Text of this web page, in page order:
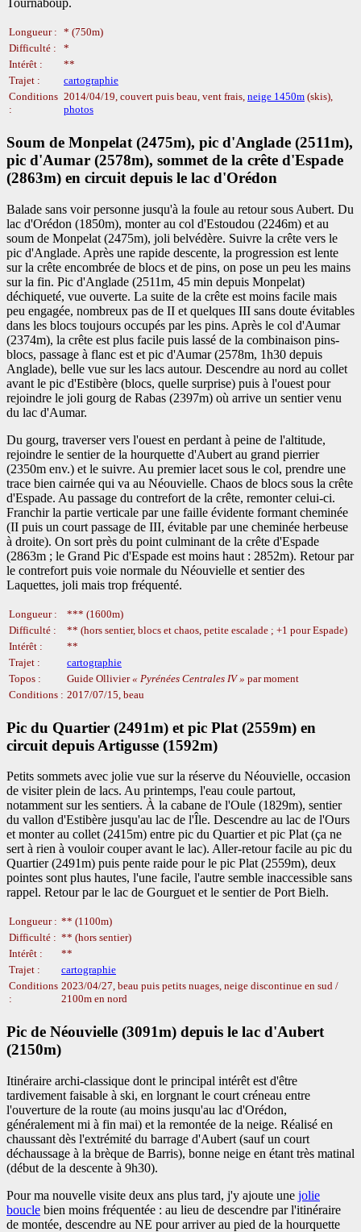
Tournaboup.
Longueur : * (750m)
Difficulté :
*
Intérêt :
**
Trajet :
cartographie
Conditions
:
2014/04/19, couvert puis beau, vent frais, neige 1450m (skis),
photos
Soum de Monpelat (2475m), pic d'Anglade (2511m),
pic d'Aumar (2578m), sommet de la crête d'Espade
(2863m) en circuit depuis le lac d'Orédon
Balade sans voir personne jusqu'à la foule au retour sous Aubert. Du
lac d'Orédon (1850m), monter au col d'Estoudou (2246m) et au
soum de Monpelat (2475m), joli belvédère. Suivre la crête vers le
pic d'Anglade. Après une rapide descente, la progression est lente
sur la crête encombrée de blocs et de pins, on pose un peu les mains
sur la fin. Pic d'Anglade (2511m, 45 min depuis Monpelat)
déchiqueté, vue ouverte. La suite de la crête est moins facile mais
peu engagée, nombreux pas de II et quelques III sans doute évitables
dans les blocs toujours occupés par les pins. Après le col d'Aumar
(2374m), la crête est plus facile puis lassé de la combinaison pins-
blocs, passage à flanc est et pic d'Aumar (2578m, 1h30 depuis
Anglade), belle vue sur les lacs autour. Descendre au nord au collet
avant le pic d'Estibère (blocs, quelle surprise) puis à l'ouest pour
rejoindre le joli gourg de Rabas (2397m) où arrive un sentier venu
du lac d'Aumar.
Du gourg, traverser vers l'ouest en perdant à peine de l'altitude,
rejoindre le sentier de la hourquette d'Aubert au grand pierrier
(2350m env.) et le suivre. Au premier lacet sous le col, prendre une
trace bien cairnée qui va au Néouvielle. Chaos de blocs sous la crête
d'Espade. Au passage du contrefort de la crête, remonter celui-ci.
Franchir la partie verticale par une faille évidente formant cheminée
(II puis un court passage de III, évitable par une cheminée herbeuse
à droite). On sort près du point culminant de la crête d'Espade
(2863m ; le Grand Pic d'Espade est moins haut : 2852m). Retour par
le contrefort puis voie normale du Néouvielle et sentier des
Laquettes, joli mais trop fréquenté.
Longueur :
*** (1600m)
Difficulté :
** (hors sentier, blocs et chaos, petite escalade ; +1 pour Espade)
Intérêt :
**
Trajet :
cartographie
Topos :
Guide Ollivier Pyrénées Centrales IV
par moment
Conditions : 2017/07/15, beau
Pic du Quartier (2491m) et pic Plat (2559m) en
circuit depuis Artigusse (1592m)
Petits sommets avec jolie vue sur la réserve du Néouvielle, occasion
de visiter plein de lacs. Au printemps, l'eau coule partout,
notamment sur les sentiers. À la cabane de l'Oule (1829m), sentier
du vallon d'Estibère jusqu'au lac de l'Île. Descendre au lac de l'Ours
et monter au collet (2415m) entre pic du Quartier et pic Plat (ça ne
sert à rien à vouloir couper avant le lac). Aller-retour facile au pic du
Quartier (2491m) puis pente raide pour le pic Plat (2559m), deux
pointes sont plus hautes, l'une facile, l'autre semble inaccessible sans
rappel. Retour par le lac de Gourguet et le sentier de Port Bielh.
Longueur : ** (1100m)
Difficulté : ** (hors sentier)
Intérêt :
**
Trajet :
cartographie
Conditions
:
2023/04/27, beau puis petits nuages, neige discontinue en sud /
2100m en nord
Pic de Néouvielle (3091m) depuis le lac d'Aubert
(2150m)
Itinéraire archi-classique dont le principal intérêt est d'être
tardivement faisable à ski, en lorgnant le court créneau entre
l'ouverture de la route (au moins jusqu'au lac d'Orédon,
généralement mi à fin mai) et la remontée de la neige. Réalisé en
chaussant dès l'extrémité du barrage d'Aubert (sauf un court
déchaussage à la brèque de Barris), bonne neige en étant très matinal
(début de la descente à 9h30).
Pour ma nouvelle visite deux ans plus tard, j'y ajoute une jolie
boucle bien moins fréquentée : au lieu de descendre par l'itinéraire
de montée, descendre au NE pour arriver au pied de la hourquette